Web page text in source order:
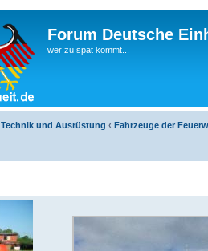
Forum Deutsche
wer zu spät kommt...
Technik und Ausrüstung ‹ Fahrzeuge der